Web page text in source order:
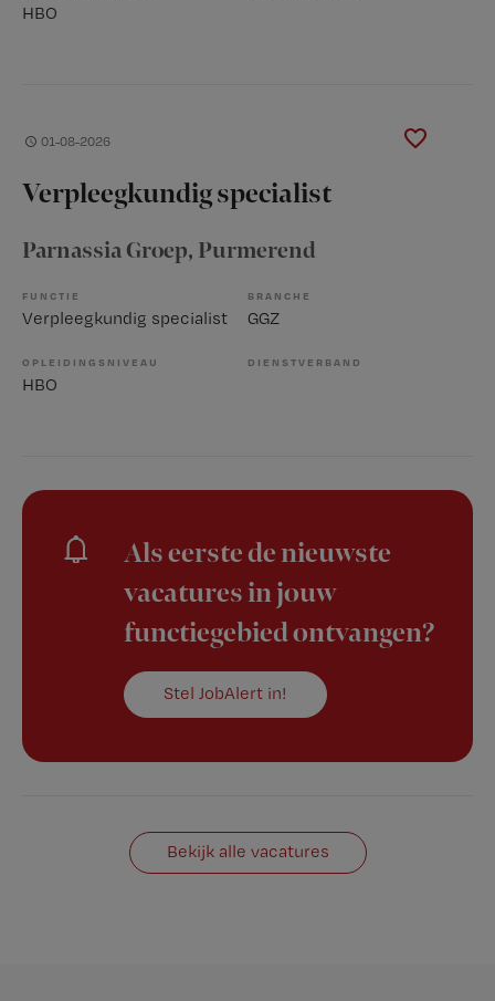
HBO
01-08-2026
Verpleegkundig specialist
Parnassia Groep, Purmerend
FUNCTIE
Verpleegkundig specialist
BRANCHE
GGZ
OPLEIDINGSNIVEAU
HBO
DIENSTVERBAND
Als eerste de nieuwste
vacatures in jouw
functiegebied ontvangen?
Stel JobAlert in!
Bekijk alle vacatures